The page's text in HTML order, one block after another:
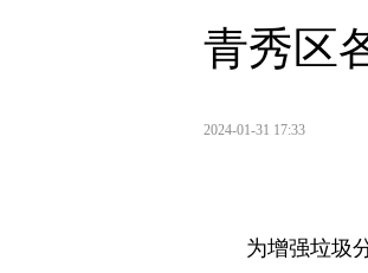
青秀区
2024-01-31 17:33
为增强垃圾